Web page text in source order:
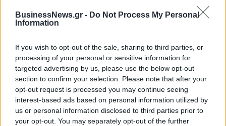
BusinessNews.gr - Do Not Process My Personal
Information
If you wish to opt-out of the sale, sharing to third parties, or
processing of your personal or sensitive information for
targeted advertising by us, please use the below opt-out
section to confirm your selection. Please note that after your
opt-out request is processed you may continue seeing
interest-based ads based on personal information utilized by
us or personal information disclosed to third parties prior to
your opt-out. You may separately opt-out of the further
ΡΟΗ ΕΙΔΗΣΕΩΝ
Bank of America: Το τελικό σκορ του Παγκοσμίου
Κυπέλλου 2026
07/08/2026 - 10:16 ΟΙΚΟΝΟΜΙΑ
Χρ. Δήμας: «Προχωρούν τα έργα σε όλο το μήκος
07/08/2026 - 09:50 ΠΟΛΙΤΙΚΗ